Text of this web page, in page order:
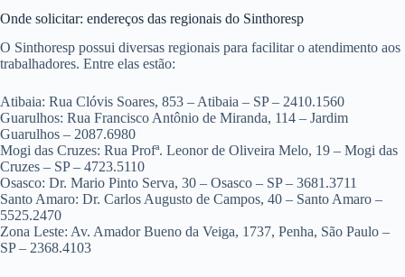
Onde solicitar: endereços das regionais do Sinthoresp
O Sinthoresp possui diversas regionais para facilitar o atendimento aos
trabalhadores. Entre elas estão:
Atibaia: Rua Clóvis Soares, 853 – Atibaia – SP – 2410.1560
Guarulhos: Rua Francisco Antônio de Miranda, 114 – Jardim
Guarulhos – 2087.6980
Mogi das Cruzes: Rua Profª. Leonor de Oliveira Melo, 19 – Mogi das
Cruzes – SP – 4723.5110
Osasco: Dr. Mario Pinto Serva, 30 – Osasco – SP – 3681.3711
Santo Amaro: Dr. Carlos Augusto de Campos, 40 – Santo Amaro –
5525.2470
Zona Leste: Av. Amador Bueno da Veiga, 1737, Penha, São Paulo –
SP – 2368.4103